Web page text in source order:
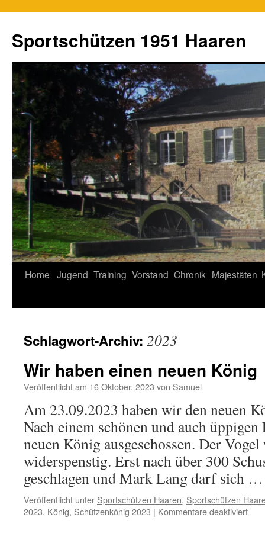
springen
Sportschützen 1951 Haaren
Home Jugend Training Vorstand Chronik Majestäten
Schlagwort-Archiv: 2023
Wir haben einen neuen König
Veröffentlicht am 16 Oktober, 2023 von Samuel
Am 23.09.2023 haben wir den neuen
Nach einem schönen und auch üppigen
neuen König ausgeschossen. Der Vogel
widerspenstig. Erst nach über 300
geschlagen und Mark Lang darf sich
Veröffentlicht unter Sportschützen Haaren, Sportschützen
2023, König, Schützenkönig 2023 | Kommentare deaktiviertfür